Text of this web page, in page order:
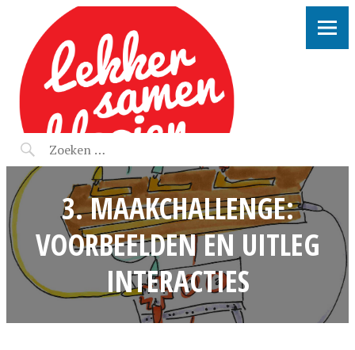
LEKKER SAMEN KLOOIEN
3. MAAKCHALLENGE:
VOORBEELDEN EN UITLEG
INTERACTIES